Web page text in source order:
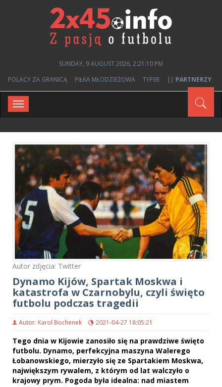
SUNDAY, 9 AUGUST 2026, 2:21:11 PM
POLACY ZA GRANICĄ
PIŁKA MŁODZIEŻOWA TYPER || PARTNERZY
Toggle
navigation
Autor zdjęcia: Twitter
Dynamo Kijów, Spartak Moskwa i
katastrofa w Czarnobylu, czyli święto
futbolu podczas tragedii
Autor: Karol Bochenek 2021-04-27 18:05:21
Tego dnia w Kijowie zanosiło się na prawdziwe święto
futbolu. Dynamo, perfekcyjna maszyna Walerego
Łobanowskiego, mierzyło się ze Spartakiem Moskwa,
największym rywalem, z którym od lat walczyło o
krajowy prym. Pogoda była idealna: nad miastem